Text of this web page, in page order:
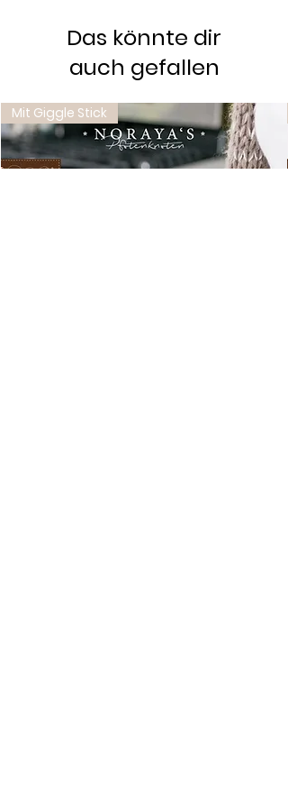
Das könnte dir
auch gefallen
Mit Giggle Stick